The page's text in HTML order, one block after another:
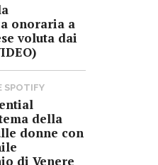
onoraria a
voluta dai
SPOTIFY
della
donne con
di Venere